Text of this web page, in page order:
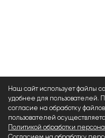
Наш сайт использует файлы
удобнее для пользователей.
согласие на обработку
пользователей
Политикой обработки